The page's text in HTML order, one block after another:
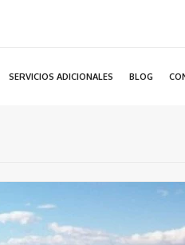
SERVICIOS ADICIONALES BLOG